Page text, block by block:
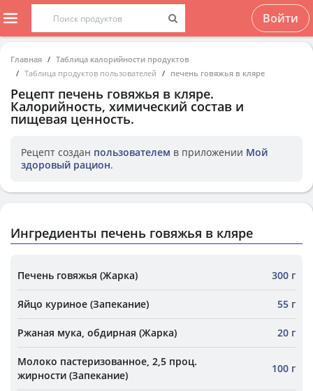
Войти
Главная
Таблица калорийности продуктов
Таблица продуктов пользователей
печень говяжья в кляре
Рецепт печень говяжья в кляре.
Калорийность, химический состав и
пищевая ценность.
Рецепт создан пользователем в приложении Мой
здоровый рацион.
Ингредиенты печень говяжья в кляре
Печень говяжья (Жарка) 300 г
Яйцо куриное (Запекание) 55 г
Ржаная мука, обдирная (Жарка) 20 г
Молоко пастеризованное, 2,5 проц.
жирности (Запекание)
100 г